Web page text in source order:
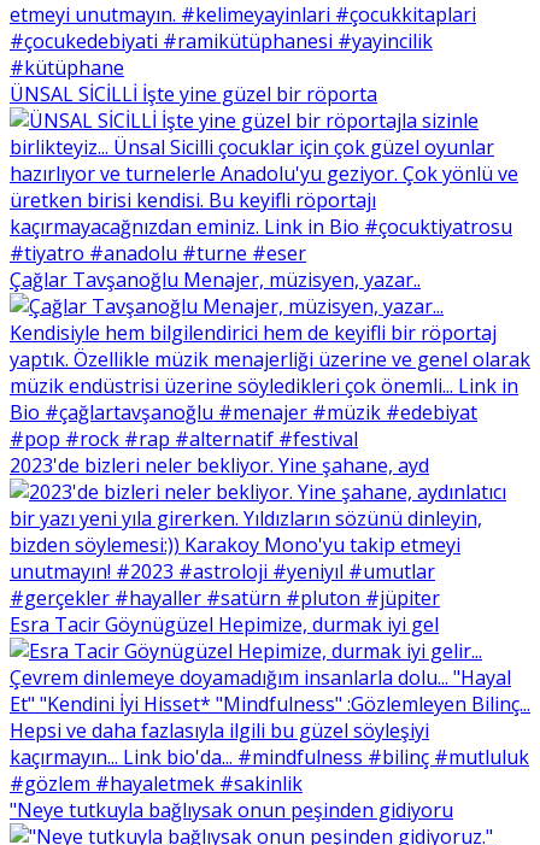
ÜNSAL SİCİLLİ İşte yine güzel bir röporta
Çağlar Tavşanoğlu Menajer, müzisyen, yazar..
2023'de bizleri neler bekliyor. Yine şahane, ayd
Esra Tacir Göynügüzel Hepimize, durmak iyi gel
"Neye tutkuyla bağlıysak onun peşinden gidiyoru